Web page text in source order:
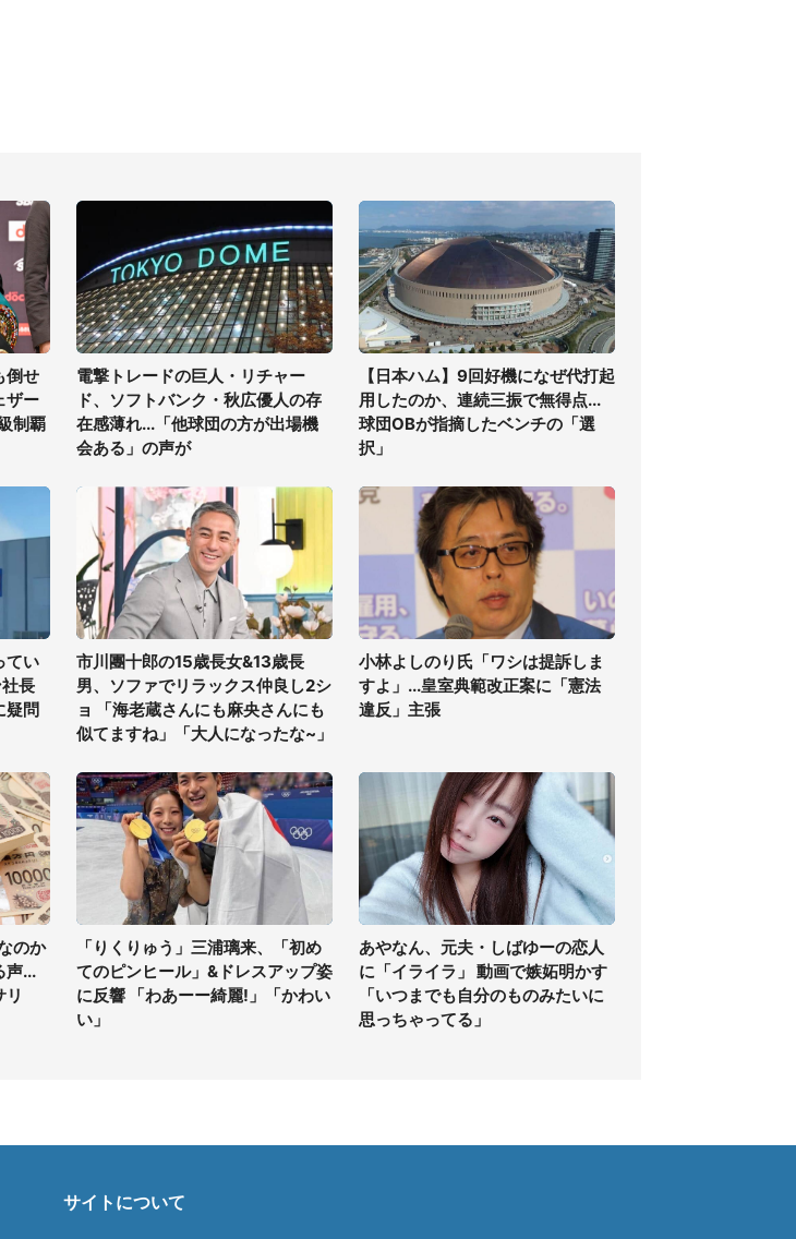
倒せ
ザー
制覇
電撃トレードの巨人・リチャー
ド、ソフトバンク・秋広優人の存
在感薄れ...「他球団の方が出場機
会ある」の声が
【日本ハム】9回好機になぜ代打起
用したのか、連続三振で無得点...
球団OBが指摘したベンチの「選
択」
てい
長
疑問
市川團十郎の15歳長女&13歳長
男、ソファでリラックス仲良し2シ
ョ 「海老蔵さんにも麻央さんにも
似てますね」「大人になったな~」
小林よしのり氏「ワシは提訴しま
すよ」...皇室典範改正案に「憲法
違反」主張
のか
声...
リ
「りくりゅう」三浦璃来、「初め
てのピンヒール」&ドレスアップ姿
に反響 「わあーー綺麗!」「かわい
い」
あやなん、元夫・しばゆーの恋人
に「イライラ」 動画で嫉妬明かす
「いつまでも自分のものみたいに
思っちゃってる」
サイトについて